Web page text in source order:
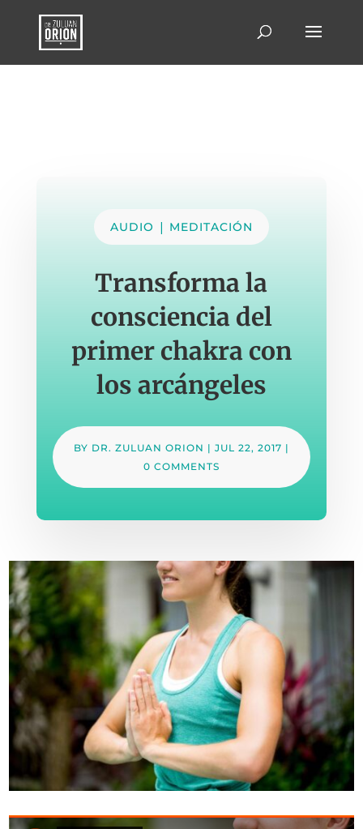
AUDIO | MEDITACIÓN
Transforma la
consciencia del
primer chakra con
los arcángeles
BY DR. ZULUAN ORION | JUL 22, 2017 |
0 COMMENTS